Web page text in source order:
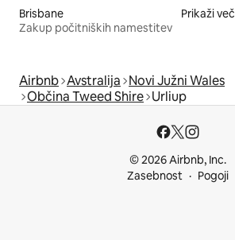
Brisbane
Zakup počitniških namestitev
Prikaži več
Airbnb Avstralija Novi Južni Wales
Občina Tweed Shire Urliup
© 2026 Airbnb, Inc.
Zasebnost
Pogoji